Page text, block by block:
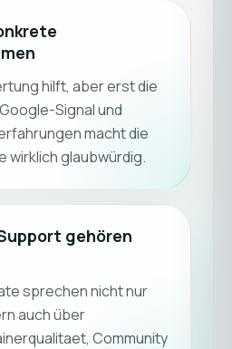
hilft, aber erst die
Signal und
macht die
wirklich glaubwürdig.
gehören
sprechen nicht nur
auch über
Community